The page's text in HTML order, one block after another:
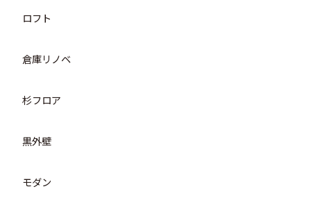
ロフト
倉庫リノベ
杉フロア
黒外壁
モダン